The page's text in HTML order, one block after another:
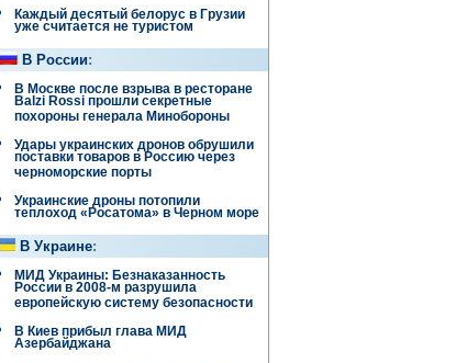
Каждый десятый белорус в Грузии
уже считается не туристом
В России:
В Москве после взрыва в ресторане
Balzi Rossi прошли секретные
похороны генерала Минобороны
Удары украинских дронов обрушили
поставки товаров в Россию через
черноморские порты
Украинские дроны потопили
теплоход «Росатома» в Черном море
В Украине:
МИД Украины: Безнаказанность
России в 2008-м разрушила
европейскую систему безопасности
В Киев прибыл глава МИД
Азербайджана